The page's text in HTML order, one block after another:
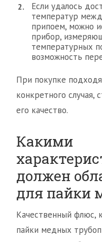
Если удалось
температур
припоем, можно
прибор,
температурных
возможность
При покупке
конкретного случая,
его качество.
Какими
должен
для пайки
Качественный флюс,
пайки медных